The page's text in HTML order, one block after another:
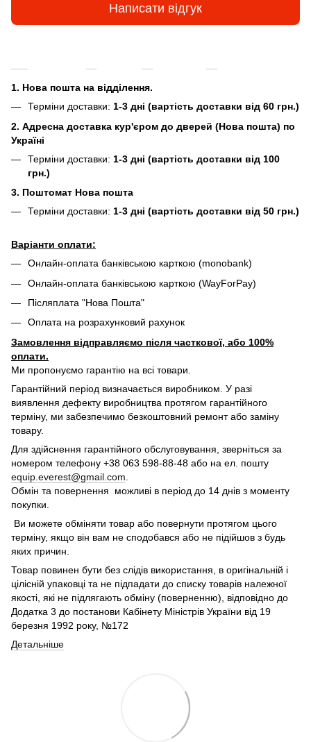
Написати відгук
1. Нова пошта на відділення.
Терміни доставки: 1-3 дні (вартість доставки від 60 грн.)
2. Адресна доставка кур'єром до дверей (Нова пошта) по
Україні
Терміни доставки: 1-3 дні (вартість доставки від 100
грн.)
3. Поштомат Нова пошта
Терміни доставки: 1-3 дні (вартість доставки від 50 грн.)
Варіанти оплати:
Онлайн-оплата банківською карткою (monobank)
Онлайн-оплата банківською карткою (WayForPay)
Післяплата "Нова Пошта"
Оплата на розрахунковий рахунок
Замовлення відправляємо після часткової, або 100%
оплати.
Ми пропонуємо гарантію на всі товари.
Гарантійний період визначається виробником. У разі
виявлення дефекту виробництва протягом гарантійного
терміну, ми забезпечимо безкоштовний ремонт або заміну
товару.
Для здійснення гарантійного обслуговування, зверніться за
номером телефону +38 063 598-88-48 або на ел. пошту
equip.everest@gmail.com
Обмін та повернення можливі в період до 14 днів з моменту
покупки.
Ви можете обміняти товар або повернути протягом цього
терміну, якщо він вам не сподобався або не підійшов з будь
яких причин.
Товар повинен бути без слідів використання, в оригінальній і
цілісній упаковці та не підпадати до списку товарів належної
якості, які не підлягають обміну (поверненню), відповідно до
Додатка 3 до постанови Кабінету Міністрів України від 19
березня 1992 року, №172
Детальніше